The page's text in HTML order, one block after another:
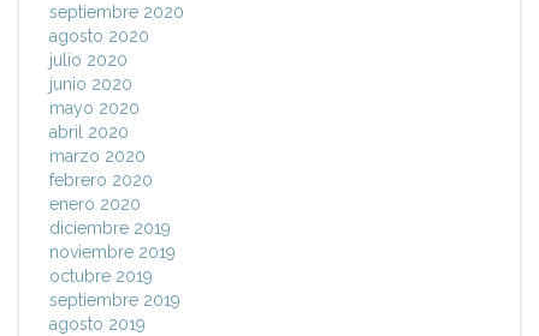
septiembre 2020
agosto 2020
julio 2020
junio 2020
mayo 2020
abril 2020
marzo 2020
febrero 2020
enero 2020
diciembre 2019
noviembre 2019
octubre 2019
septiembre 2019
agosto 2019